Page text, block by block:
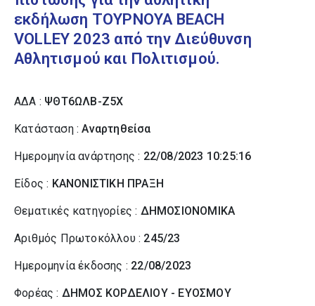
εκδήλωση ΤΟΥΡΝΟΥΑ BEACH
VOLLEY 2023 από την Διεύθυνση
Αθλητισμού και Πολιτισμού.
ΑΔΑ : ΨΘΤ6ΩΛΒ-Ζ5Χ
Κατάσταση :Αναρτηθείσα
Ημερομηνία ανάρτησης : 22/08/2023 10:25:16
Είδος : ΚΑΝΟΝΙΣΤΙΚΗ ΠΡΑΞΗ
Θεματικές κατηγορίες : ΔΗΜΟΣΙΟΝΟΜΙΚΑ
Αριθμός Πρωτοκόλλου : 245/23
Ημερομηνία έκδοσης : 22/08/2023
Φορέας : ΔΗΜΟΣ ΚΟΡΔΕΛΙΟΥ - ΕΥΟΣΜΟΥ